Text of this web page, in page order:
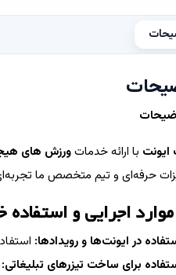
با ارائه خدماتورزش های
حرفه‌ای و تیم متخصص ما
موارد اجرایی و
در ایونت‌ها و رویدادها:
برای ساخت تیزرهای تبلیغاتی: